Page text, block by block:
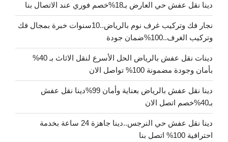
دينا نقل عفش حي العارض بـ18%خصم فوري عند الاتصال بنا
نجار فك وتركيب غرف نوم بالرياض..10سنوات خبرة بمجال فك
وتركيب الغرف..100%ضمان جودة
دينات نقل عفش بالرياض الحل الأسرع لنقل الاثاث بـ 40%
بأمان وجودة مضمونة 100% تواصل الان
دينا نقل عفش بالرياض بعناية وأمان 99%دينا نقل عفش
بـ40%خصم اتصل الان
دينا نقل عفش حي النرجس..دينا جاهزة 24 ساعة بخدمة
احترافية 100% اتصل بنا